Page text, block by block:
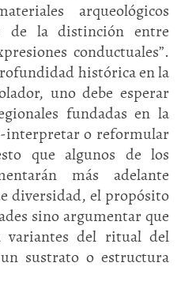
arqueológicos
de la distinción entre
conductuales”.
histórica en la
uno debe esperar
fundadas en la
interpretar o reformular
que algunos de los
más adelante
diversidad, el propósito
sino argumentar que
variantes del ritual del
sustrato o estructura